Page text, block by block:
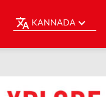
KANNADA